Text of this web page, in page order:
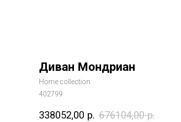
Диван Мондриан
Home collection
402799
338052,00 р. 676104,00 р.